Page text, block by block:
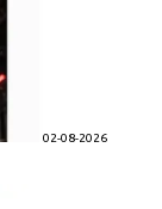
02-08-2026